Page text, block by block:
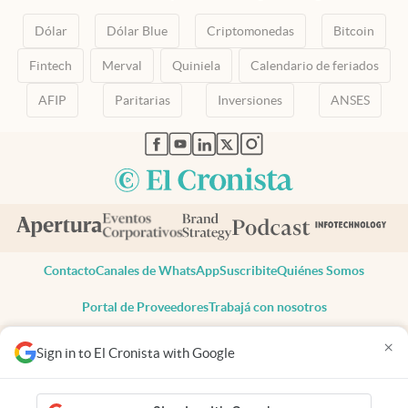
Sign in to El Cronista with Google ×
Dólar Dólar Blue Criptomonedas Bitcoin
Fintech Merval Quiniela Calendario de feriados
AFIP Paritarias Inversiones ANSES
abre en nueva pestaña
abre en nueva pestaña
abre en nueva pestaña
abre en nueva pestaña
abre en nueva pestaña
ContactoCanales de WhatsAppSuscribiteQuiénes Somos
Portal de ProveedoresTrabajá con nosotros
Todos los derechos reservados
Privacidad